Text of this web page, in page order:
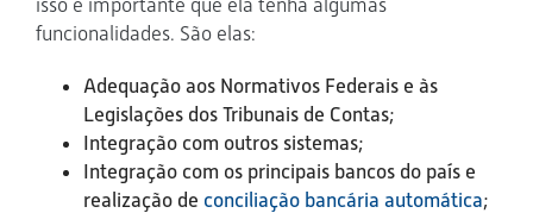
funcionalidades. São elas:
Adequação aos Normativos Federais e às
Legislações dos Tribunais de Contas;
Integração com outros sistemas;
Integração com os principais bancos do país e
realização de conciliação bancária automática;